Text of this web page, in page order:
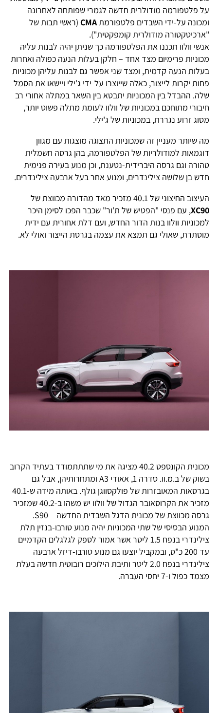
על פלטפורמה מודולרית חדשה לגמרי שפותחה לאחרונה
ומכונה על-ידי השבדים פלטפורמת CMA (ראשי תבות של
"ארכיטקטורה מודולרית קומפקטית").
אנשי וולוו תכננו את הפלטפורמה כך שניתן יהיה לבנות עליה
מכוניות פרימיום מצד אחד – חלקן בעלות הנעה כפולה ואחרות
בעלות הנעה קדמית, ומצד שני אפשר גם לבנות עליהן מכוניות
פחות יקרות לייצור, כאלה שייוצרו על-ידי ג'ילי ויישאו את הסמל
שלה. ההבדל בין המכוניות יתבטא בין השאר במתלה אחורי רב
חיבורי מתוחכם במכוניות של וולוו לעומת מתלה פשוט יותר,
מסוג זרוע נגררת, במכוניות של ג'ילי.
מה שיותר מעניין זה שמכוניות התצוגה מוצגות עם מגוון
דוגמאות למודולריות של הפלטפורמה, בהן גרסה חשמלית
טהורה וגם גרסה היברידית-נטענת, וכן מנוע בעירה פנימית
חדש בן שלושה צילינדרים, ומנוע אחר בעל ארבעה צילינדרים.
העיצוב החיצוני של 40.1 מזכיר מאד מהדורה מכווצת של
XC90, עם פנסי "הפטיש של ת'ור" שכבר הפכו לסימן היכר
למכוניות וולוו בנות הדור החדש, ועם דלת אחורית עם ידית
מוסתרת, שאולי גם תמצא את עצמה בגרסת הייצור ואולי לא.
מכונית הקונספט 40.2 מציגה את מי שתתתמודד בעתיד הקרוב
בשוק של ב.מ.וו. סדרה 1, אאודי A3 ומתחרותיהן, אבל גם
בגרסאות המאובזרות של פולקסווגן גולף. באותה מידה ש-40.1
מזכיר את הקרוסאובר הגדול של וולוו יש משהו ב-40.2 שמזכיר
גרסה מכווצת של מכונית הדגל השבדית החדשה – S90.
המנוע הבסיסי של שתי המכוניות יהיה מנוע טורבו-בנזין תלת
צילינדרי בנפח 1.5 ליטר אשר אמור לספק לגלגלים הקדמיים
עד 200 כ"ס, ובמקביל יוצעו גם מנוע טורבו-דיזל ארבעה
צילינדרי בנפח 2.0 ליטר ותיבת הילוכים רובוטית חדשה בעלת
מצמד כפול ו-7 יחסי העברה.